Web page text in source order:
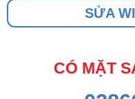
SỬA
CÓ MẶT